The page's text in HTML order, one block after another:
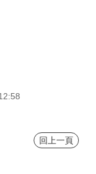
回上一頁